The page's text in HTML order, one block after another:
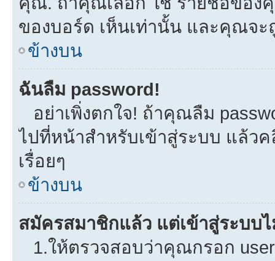
ของบอร์ด เห็นเท่านั้น และคุณจ
ข้างบน
ฉันลืม password!
อย่าเพิ่งตกใจ! ถ้าคุณลืม
ไปที่หน้าสำหรับเข้าสู่ระบบ แล้ว
เรื่อยๆ
ข้างบน
สมัครสมาชิกแล้ว แต่เข้าสู่ระบบ
1.ให้ตรวจสอบว่าคุณกรอก